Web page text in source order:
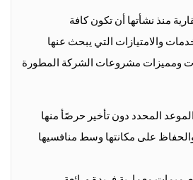
منذ نشأتها أن تكون كافة
والامتيازات التي يبحث عنها
ومميزات مشروعات الشركة المطورة
المحدد دون تأخير حرصًأ منها
على مكانتها وسط منافسيها